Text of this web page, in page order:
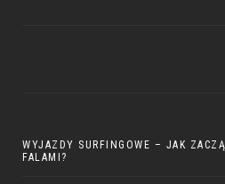
WYJAZDY SURFINGOWE – JAK
FALAMI?